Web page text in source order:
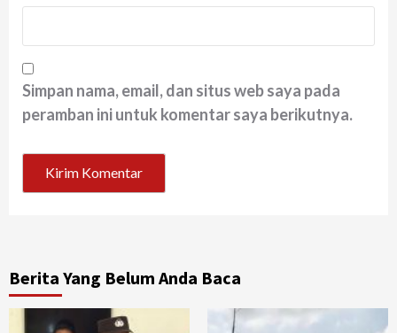
Simpan nama, email, dan situs web saya pada
peramban ini untuk komentar saya berikutnya.
Berita Yang Belum Anda Baca